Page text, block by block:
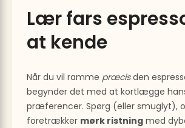
Lær fars
at kende
Når du vil ramme præcisden
begynder det med at kortlægge
præferencer. Spørg (eller smuglyt),
foretrækker mørk ristning med